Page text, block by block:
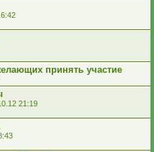
принять участие
21:19